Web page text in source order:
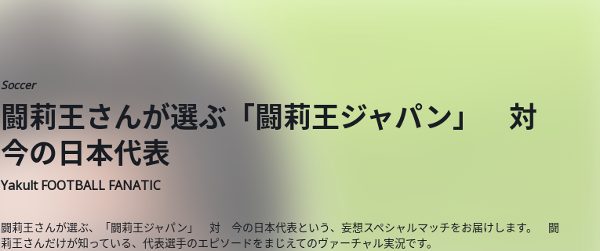
Soccer
闘莉王さんが選ぶ「闘莉王ジャパン」 対
今の日本代表
Yakult FOOTBALL FANATIC
闘莉王さんが選ぶ、「闘莉王ジャパン」 対 今の日本代表という、妄想スペシャルマッチをお届けします。 闘
莉王さんだけが知っている、代表選手のエピソードをまじえてのヴァーチャル実況です。